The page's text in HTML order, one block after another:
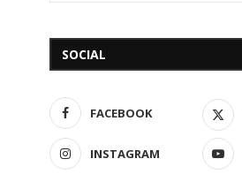
SOCIAL
FACEBOOK
INSTAGRAM